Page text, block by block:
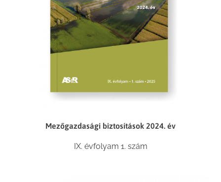
Mezőgazdasági biztosítások 2024. év
IX. évfolyam 1. szám